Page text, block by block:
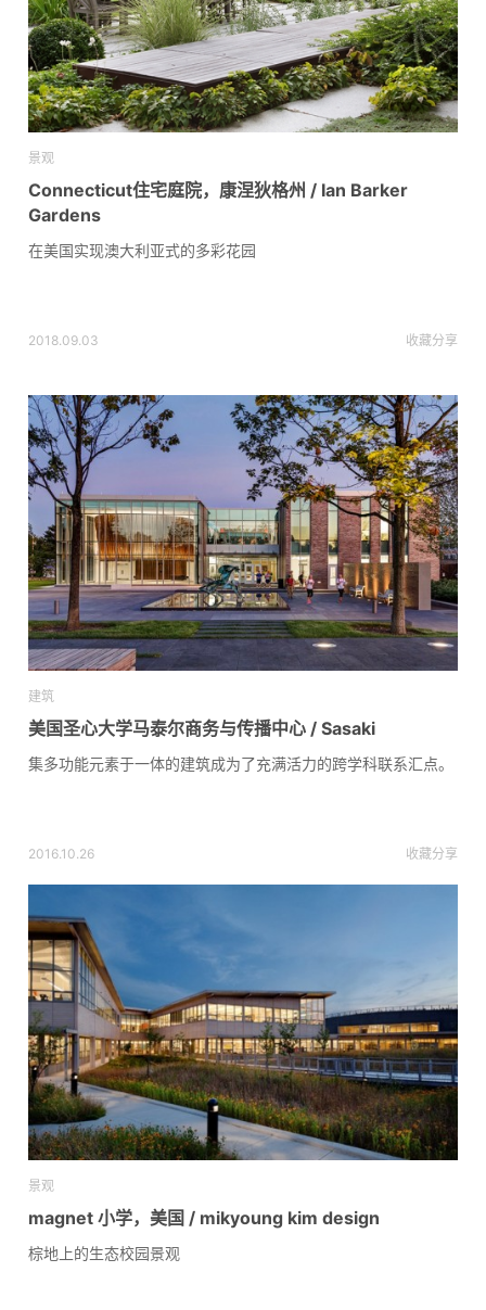
景观
Connecticut住宅庭院，康涅狄格州 / Ian Barker
Gardens
在美国实现澳大利亚式的多彩花园
2018.09.03 收藏分享
建筑
美国圣心大学马泰尔商务与传播中心 / Sasaki
集多功能元素于一体的建筑成为了充满活力的跨学科联系汇点。
2016.10.26 收藏分享
景观
magnet 小学，美国 / mikyoung kim design
棕地上的生态校园景观